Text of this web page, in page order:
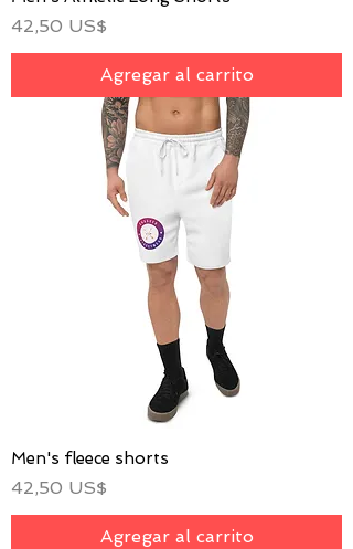
Precio
42,50 US$
Agregar al carrito
Men's fleece shorts
Precio
42,50 US$
Agregar al carrito